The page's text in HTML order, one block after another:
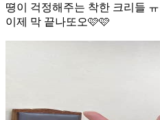
뗭이 걱정해주는 착한 크리들
이제 막 끝나또오🩷🩷